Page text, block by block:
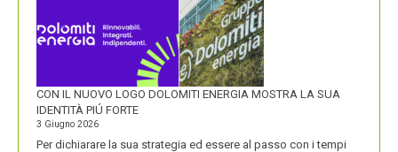
CON IL NUOVO LOGO DOLOMITI ENERGIA MOSTRA LA SUA
IDENTITÀ PIÚ FORTE
3 Giugno 2026
Per dichiarare la sua strategia ed essere al passo con i tempi